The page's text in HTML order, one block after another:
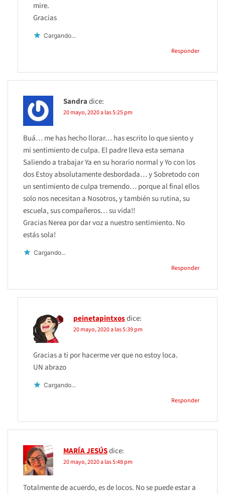
mire.
Gracias
Cargando...
Responder
Sandradice:
20 mayo, 2020 a las 5:25 pm
Buá… me has hecho llorar… has escrito lo que siento y
mi sentimiento de culpa. El padre lleva esta semana
Saliendo a trabajar Ya en su horario normal y Yo con los
dos Estoy absolutamente desbordada… y Sobretodo con
un sentimiento de culpa tremendo… porque al final ellos
solo nos necesitan a Nosotros, y también su rutina, su
escuela, sus compañeros… su vida!!
Gracias Nerea por dar voz a nuestro sentimiento. No
estás sola!
Cargando...
Responder
peinetapintxosdice:
20 mayo, 2020 a las 5:39 pm
Gracias a ti por hacerme ver que no estoy loca.
UN abrazo
Cargando...
Responder
MARÍA JESÚSdice:
20 mayo, 2020 a las 5:48 pm
Totalmente de acuerdo, es de locos. No se puede estar a